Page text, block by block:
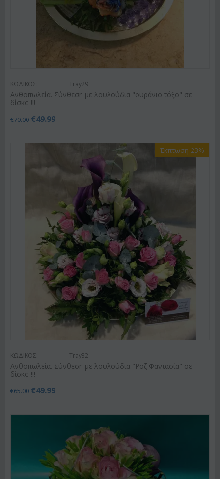
ΚΩΔΙΚΟΣ: Tray29
Ανθοπωλεία. Σύνθεση με λουλούδια "ουράνιο τόξο" σε
δίσκο !!!
€70.00 €49.99
Έκπτωση 23%
ΚΩΔΙΚΟΣ: Tray32
Ανθοπωλεία. Σύνθεση με λουλούδια "Ροζ Φαντασία" σε
δίσκο !!!
€65.00 €49.99